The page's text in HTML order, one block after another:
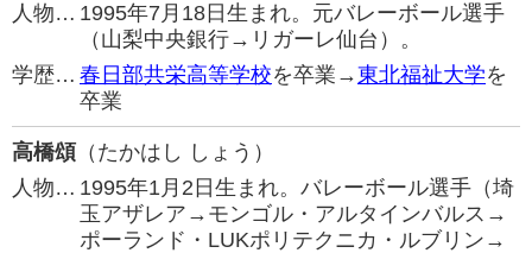
人物… 1995年7月18日生まれ。元バレーボール選手
（山梨中央銀行→リガーレ仙台）。
学歴… 春日部共栄高等学校を卒業→東北福祉大学を
卒業
高橋頌 （たかはし しょう）
人物… 1995年1月2日生まれ。バレーボール選手（埼
玉アザレア→モンゴル・アルタインバルス→
ポーランド・LUKポリテクニカ・ルブリン→